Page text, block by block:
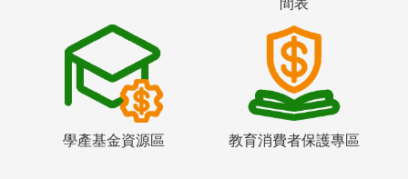
學產基金資源區 教育消費者保護專區